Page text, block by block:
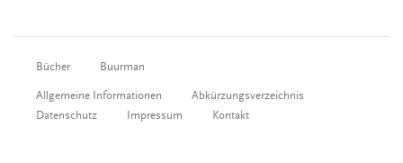
Bücher Buurman
Allgemeine Informationen
Abkürzungsverzeichnis
Datenschutz
Impressum Kontakt